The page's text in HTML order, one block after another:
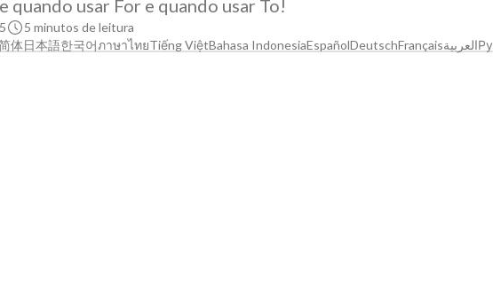
quando usar For e quando usar To!
5 minutos de leitura
体日本語한국어ภาษาไทยTiếng ViệtBahasa IndonesiaEspañolDeutschFrançaisالعربية